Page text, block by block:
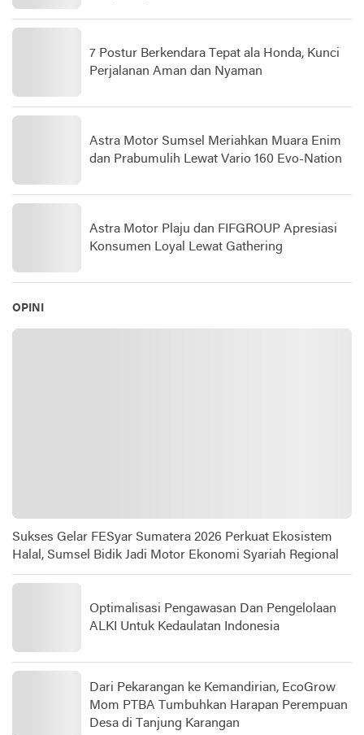
7 Postur Berkendara Tepat ala Honda, Kunci
Perjalanan Aman dan Nyaman
Astra Motor Sumsel Meriahkan Muara Enim
dan Prabumulih Lewat Vario 160 Evo-Nation
Astra Motor Plaju dan FIFGROUP Apresiasi
Konsumen Loyal Lewat Gathering
OPINI
Sukses Gelar FESyar Sumatera 2026 Perkuat Ekosistem
Halal, Sumsel Bidik Jadi Motor Ekonomi Syariah Regional
Optimalisasi Pengawasan Dan Pengelolaan
ALKI Untuk Kedaulatan Indonesia
Dari Pekarangan ke Kemandirian, EcoGrow
Mom PTBA Tumbuhkan Harapan Perempuan
Desa di Tanjung Karangan